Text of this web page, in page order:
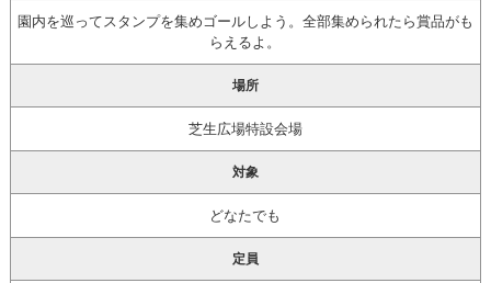
園内を巡ってスタンプを集めゴールしよう。全部集められたら賞品がも
らえるよ。
場所
芝生広場特設会場
対象
どなたでも
定員